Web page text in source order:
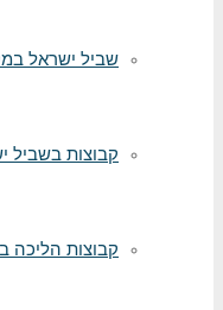
שביל ישראל
קבוצות בשביל
קבוצות הליכה